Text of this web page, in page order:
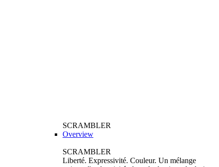
SCRAMBLER
Overview
SCRAMBLER
Liberté. Expressivité. Couleur. Un mélange